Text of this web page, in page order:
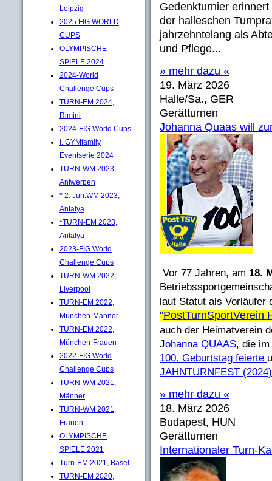
Leipzig
2025 FIG WORLD
CUPS
OLYMPISCHE
SPIELE 2024
2024-World
Challenge Cups
TURN-EM 2024,
Rimini
2024-FIG World Cups
I. GYMfamily
Eventserie 2024
TURN-WM 2023,
Antwerpen
* 2. Jun.WM 2023,
Antalya
*TURN-EM 2023,
Antalya
2023-FIG World
Challenge Cups
TURN-WM 2022,
Liverpool
TURN-EM 2022,
München-Männer
TURN-EM 2022,
München-Frauen
2022-FIG World
Challenge Cups
TURN-WM 2021,
Männer
TURN-WM 2021,
Frauen
OLYMPISCHE
SPIELE 2021
Turn-EM 2021, Basel
TURN-EM 2020,
Gedenkturnier
der halleschen
jahrzehntelang als
und Pflege...
» mehr dazu «
19. März 2026
Halle/Sa., GER
Gerätturnen
Johanna Quaas will
Vor 77 Jahren, am 18.
laut Statut als Vorläufer
"PostTurnSportVerein
auch der Heimatverein
Johanna QUAAS, die im
100. Geburtstag feierte
JAHNTURNFEST (2024)
» mehr dazu «
18. März 2026
Budapest, HUN
Gerätturnen
Internationaler Turn-